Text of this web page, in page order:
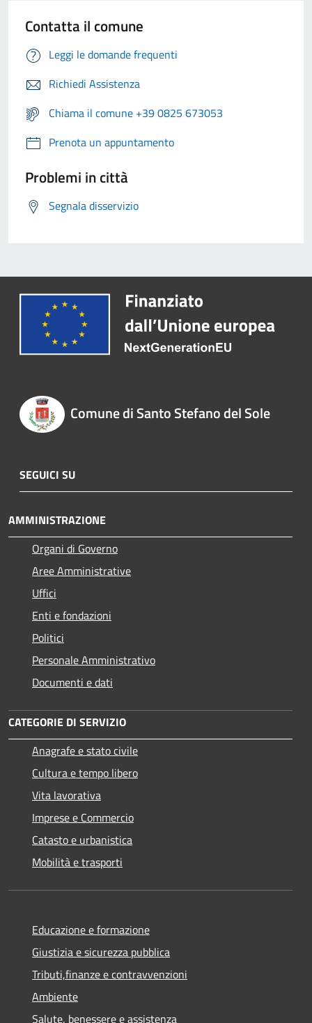
Contatta il comune
Leggi le domande frequenti
Richiedi Assistenza
Chiama il comune +39 0825 673053
Prenota un appuntamento
Problemi in città
Segnala disservizio
Comune di Santo Stefano del Sole
SEGUICI SU
AMMINISTRAZIONE
Organi di Governo
Aree Amministrative
Uffici
Enti e fondazioni
Politici
Personale Amministrativo
Documenti e dati
CATEGORIE DI SERVIZIO
Anagrafe e stato civile
Cultura e tempo libero
Vita lavorativa
Imprese e Commercio
Catasto e urbanistica
Mobilità e trasporti
Educazione e formazione
Giustizia e sicurezza pubblica
Tributi,finanze e contravvenzioni
Ambiente
Salute, benessere e assistenza